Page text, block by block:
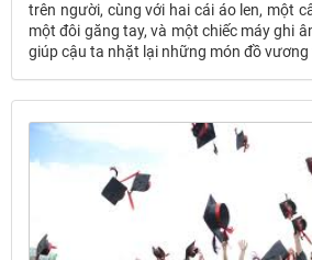
trên người, cùng với hai cái áo len, một
một đôi găng tay, và một chiếc máy ghi
giúp cậu ta nhặt lại những món đồ vương